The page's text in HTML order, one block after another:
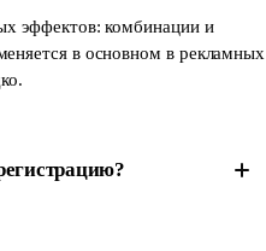
эффектов: комбинации и
в основном в рекламных